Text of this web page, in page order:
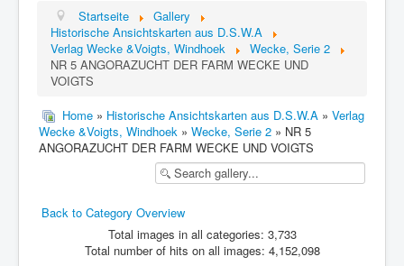
Startseite
Gallery
Historische Ansichtskarten aus D.S.W.A
Verlag Wecke &Voigts, Windhoek
Wecke, Serie 2
NR 5 ANGORAZUCHT DER FARM WECKE UND
VOIGTS
Home » Historische Ansichtskarten aus D.S.W.A » Verlag
Wecke &Voigts, Windhoek » Wecke, Serie 2 » NR 5
ANGORAZUCHT DER FARM WECKE UND VOIGTS
Back to Category Overview
Total images in all categories: 3,733
Total number of hits on all images: 4,152,098